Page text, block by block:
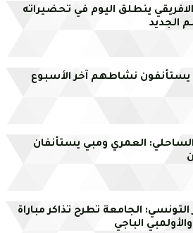
الافريقي ينطلق اليوم في تحضيراته
الجديد
يستأنفون نشاطهم آخر الأسبوع
العمري ومبي يستأنفان
التونسي: الجامعة تطرح تذاكر مباراة
الباجي